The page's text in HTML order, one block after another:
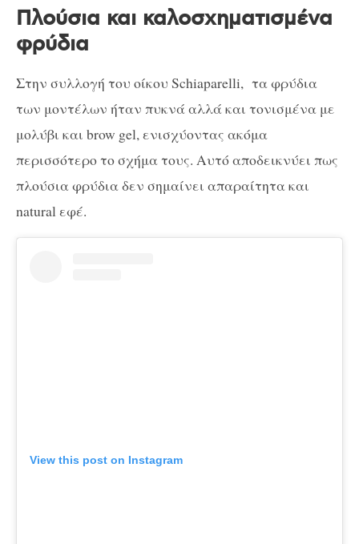
Πλούσια και καλοσχηματισμένα
φρύδια
Στην συλλογή του οίκου Schiaparelli, τα φρύδια
των μοντέλων ήταν πυκνά αλλά και τονισμένα με
μολύβι και brow gel, ενισχύοντας ακόμα
περισσότερο το σχήμα τους. Αυτό αποδεικνύει πως
πλούσια φρύδια δεν σημαίνει απαραίτητα και
natural εφέ.
View this post on Instagram